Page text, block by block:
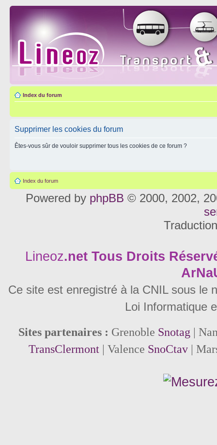
Index du forum
Supprimer les cookies du forum
Êtes-vous sûr de vouloir supprimer tous les cookies de ce forum ?
Index du forum
Powered by phpBB © 2000, 2002,
Lineoz.net Tous Droits
Ce site est enregistré à la CNIL sous le
Loi Informatique
Sites partenaires : Grenoble Snotag |
TransClermont| Valence SnoCtav|